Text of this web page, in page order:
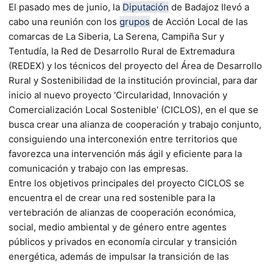
El pasado mes de junio, la Diputación de Badajoz llevó a
cabo una reunión con los grupos de Acción Local de las
comarcas de La Siberia, La Serena, Campiña Sur y
Tentudía, la Red de Desarrollo Rural de Extremadura
(REDEX) y los técnicos del proyecto del Área de Desarrollo
Rural y Sostenibilidad de la institución provincial, para dar
inicio al nuevo proyecto ‘Circularidad, Innovación y
Comercialización Local Sostenible’ (CICLOS), en el que se
busca crear una alianza de cooperación y trabajo conjunto,
consiguiendo una interconexión entre territorios que
favorezca una intervención más ágil y eficiente para la
comunicación y trabajo con las empresas.
Entre los objetivos principales del proyecto CICLOS se
encuentra el de crear una red sostenible para la
vertebración de alianzas de cooperación económica,
social, medio ambiental y de género entre agentes
públicos y privados en economía circular y transición
energética, además de impulsar la transición de las